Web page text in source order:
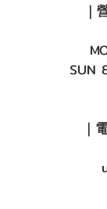
｜
SUN
｜